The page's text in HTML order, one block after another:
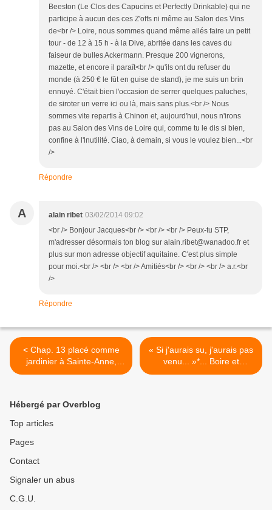
Beeston (Le Clos des Capucins et Perfectly Drinkable) qui ne
participe à aucun des ces Z'offs ni même au Salon des Vins
de<br /> Loire, nous sommes quand même allés faire un petit
tour - de 12 à 15 h - à la Dive, abritée dans les caves du
faiseur de bulles Ackermann. Presque 200 vignerons,
mazette, et encore il paraît<br /> qu'ils ont du refuser du
monde (à 250 € le fût en guise de stand), je me suis un brin
ennuyé. C'était bien l'occasion de serrer quelques paluches,
de siroter un verre ici ou là, mais sans plus.<br /> Nous
sommes vite repartis à Chinon et, aujourd'hui, nous n'irons
pas au Salon des Vins de Loire qui, comme tu le dis si bien,
confine à l'lnutilité. Ciao, à demain, si vous le voulez bien...<br
/>
Répondre
A alain ribet 03/02/2014 09:02
<br /> Bonjour Jacques<br /> <br /> <br /> Peux-tu STP,
m'adresser désormais ton blog sur alain.ribet@wanadoo.fr et
plus sur mon adresse objectif aquitaine. C'est plus simple
pour moi.<br /> <br /> <br /> Amitiés<br /> <br /> <br /> a.r.<br
/>
Répondre
< Chap. 13 placé comme
jardinier à Sainte-Anne,
Xavière Tiberi a tricoté la
tricote un pull pour son mari
« Si j'aurais su, j'aurais pas
venu... »*... Boire et
déboires ou le destin des
Hébergé par Overblog
Top articles
Pages
Contact
Signaler un abus
C.G.U.